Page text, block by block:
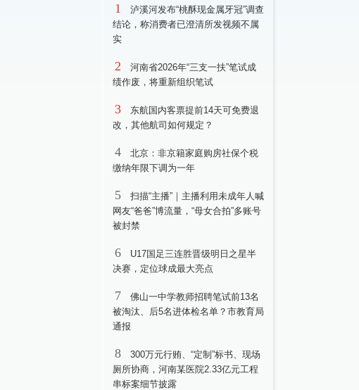
1
泸溪河发布“桃酥现金属牙冠”调查
结论，称消费者已澄清所发视频不属
实
2
河南省2026年“三支一扶”笔试成
绩作废，将重新组织笔试
3
东航国内客票提前14天可免费退
改，其他航司如何规定？
4
北京：非京籍家庭购房社保个税
缴纳年限下调为一年
5
扫描“主播”｜主播利用未成年人喊
网友“爸爸”博流量，“母女合拍”多账号
被封禁
6
U17国足三连胜晋级明日之星半
决赛，定位球成最大亮点
7
佛山一中学教师招聘笔试前13名
被淘汰、后5名进体检名单？市教育局
通报
8
300万元行贿、“定制”标书、现场
厕所协商，河南某医院2.33亿元工程
串标案细节披露